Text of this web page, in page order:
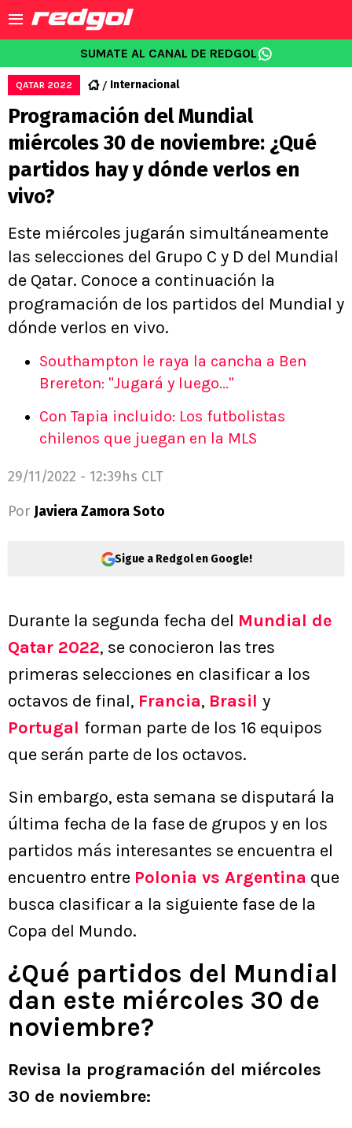
SUMATE AL CANAL DE REDGOL
QATAR 2022 Internacional
Programación del Mundial
miércoles 30 de noviembre: ¿Qué
partidos hay y dónde verlos en
vivo?
Este miércoles jugarán simultáneamente
las selecciones del Grupo C y D del Mundial
de Qatar. Conoce a continuación la
programación de los partidos del Mundial y
dónde verlos en vivo.
Southampton le raya la cancha a Ben
Brereton: "Jugará y luego..."
Con Tapia incluido: Los futbolistas
chilenos que juegan en la MLS
29/11/2022 - 12:39hs CLT
Por Javiera Zamora Soto
Sigue a Redgol en Google!
Durante la segunda fecha del Mundial de
Qatar 2022, se conocieron las tres
primeras selecciones en clasificar a los
octavos de final, Francia, Brasil y
Portugal forman parte de los 16 equipos
que serán parte de los octavos.
Sin embargo, esta semana se disputará la
última fecha de la fase de grupos y en los
partidos más interesantes se encuentra el
encuentro entre Polonia vs Argentina que
busca clasificar a la siguiente fase de la
Copa del Mundo.
¿Qué partidos del Mundial
dan este miércoles 30 de
noviembre?
Revisa la programación del miércoles
30 de noviembre: